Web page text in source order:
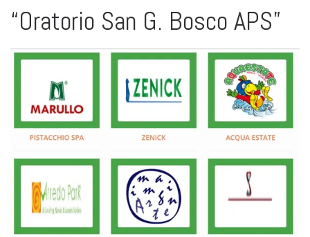
“Oratorio San G. Bosco APS”